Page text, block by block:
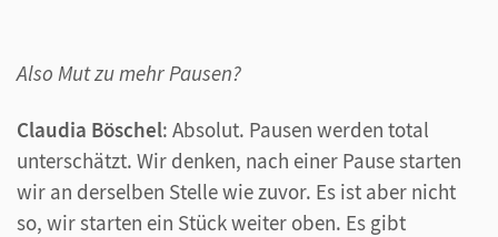
Also Mut zu mehr Pausen?
Claudia Böschel: Absolut. Pausen werden total
unterschätzt. Wir denken, nach einer Pause starten
wir an derselben Stelle wie zuvor. Es ist aber nicht
so, wir starten ein Stück weiter oben. Es gibt